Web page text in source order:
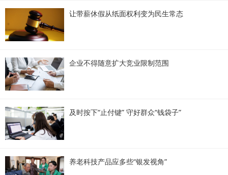
让带薪休假从纸面权利变为民生常态
企业不得随意扩大竞业限制范围
及时按下“止付键” 守好群众“钱袋子”
养老科技产品应多些“银发视角”